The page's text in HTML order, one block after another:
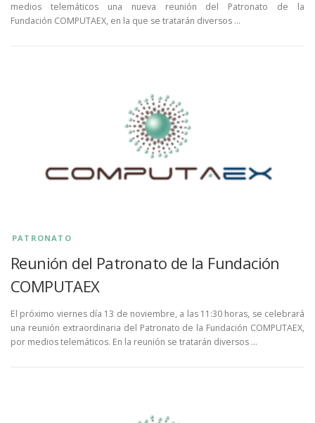
medios telemáticos una nueva reunión del Patronato de la
Fundación COMPUTAEX, en la que se tratarán diversos …
PATRONATO
​Reunión del Patronato de la Fundación
COMPUTAEX
El próximo viernes día 13 de noviembre, a las 11:30 horas, se celebrará
una reunión extraordinaria del Patronato de la Fundación COMPUTAEX,
por medios telemáticos. En la reunión se tratarán diversos …